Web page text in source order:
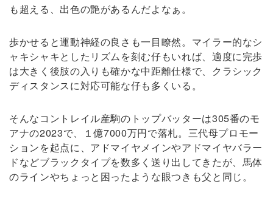
も超える、出色の艶があるんだよなぁ。
歩かせると運動神経の良さも一目瞭然。マイラー的なシ
ャキシャキとしたリズムを刻む仔もいれば、適度に完歩
は大きく後肢の入りも確かな中距離仕様で、クラシック
ディスタンスに対応可能な仔も多くいる。
そんなコントレイル産駒のトップバッターは305番のモ
アナの2023で、１億7000万円で落札。三代母プロモー
ションを起点に、アドマイヤメインやアドマイヤバラー
ドなどブラックタイプを数多く送り出してきたが、馬体
のラインやちょっと困ったような眼つきも父と同じ。